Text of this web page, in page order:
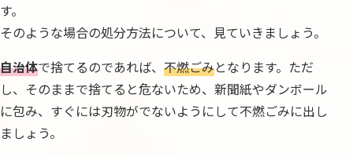
す。
そのような場合の処分方法について、見ていきましょう。
自治体で捨てるのであれば、 不燃ごみとなります。ただ
し、そのままで捨てると危ないため、新聞紙やダンボール
に包み、すぐには刃物がでないようにして不燃ごみに出し
ましょう。